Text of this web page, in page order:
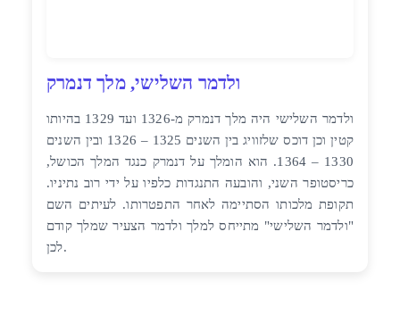
ולדמר השלישי, מלך דנמרק
ולדמר השלישי היה מלך דנמרק מ-1326 ועד 1329 בהיותו
קטין וכן דוכס שלזוויג בין השנים 1325 – 1326 ובין השנים
1330 – 1364. הוא הומלך על דנמרק כנגד המלך הכושל,
כריסטופר השני, והובעה התנגדות כלפיו על ידי רוב נתיניו.
תקופת מלכותו הסתיימה לאחר התפטרותו. לעיתים השם
"ולדמר השלישי" מתייחס למלך ולדמר הצעיר שמלך קודם
לכן.